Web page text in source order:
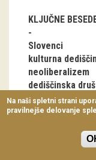
Koledar
Prireditve
Predavanja
Delavnice
Vodeni ogledi
KLJUČNE
Slovenci
kulturna
neoliberalizem
dediščinska
prostovoljno
Kras
Na naši spletni strani
pravilnejše delovanje